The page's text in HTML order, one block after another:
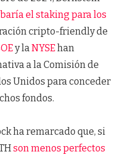
el staking para los
cripto-friendly de
y la NYSEhan
a la Comisión de
Unidos para conceder
fondos.
ha remarcado que, si
son menos perfectos